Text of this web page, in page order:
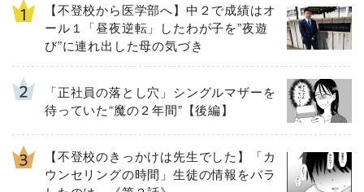
【不登校から医学部へ】中２で成績はオ
ール１「昼夜逆転」したわが子を”夜遊
び”に連れ出した母の気づき
「正社員の落とし穴」シングルマザーを
待っていた“魔の２年間”【後編】
【不登校のきっかけは先生でした】「カ
ウンセリングの時間」生徒の情報をバラ